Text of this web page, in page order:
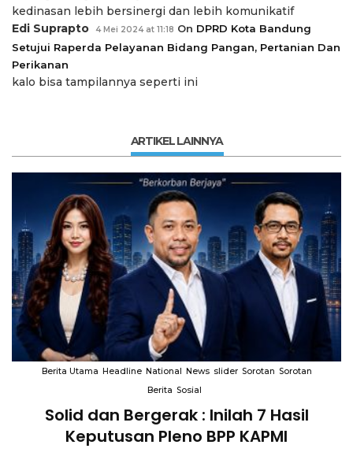
kedinasan lebih bersinergi dan lebih komunikatif
Edi Suprapto
4 Mei 2024 at 11:18 On DPRD Kota Bandung
Setujui Raperda Pelayanan Bidang Pangan, Pertanian Dan
Perikanan
kalo bisa tampilannya seperti ini
ARTIKEL LAINNYA
Berita Utama Headline National News slider Sorotan Sorotan
Berita Sosial
Solid dan Bergerak : Inilah 7 Hasil
Keputusan Pleno BPP KAPMI